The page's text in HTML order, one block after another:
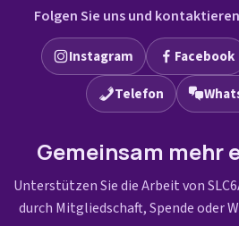
Folgen Sie uns und
Instagram Facebook
Telefon
Gemeinsam mehr
Unterstützen Sie die Arbeit von
durch Mitgliedschaft, Spende oder